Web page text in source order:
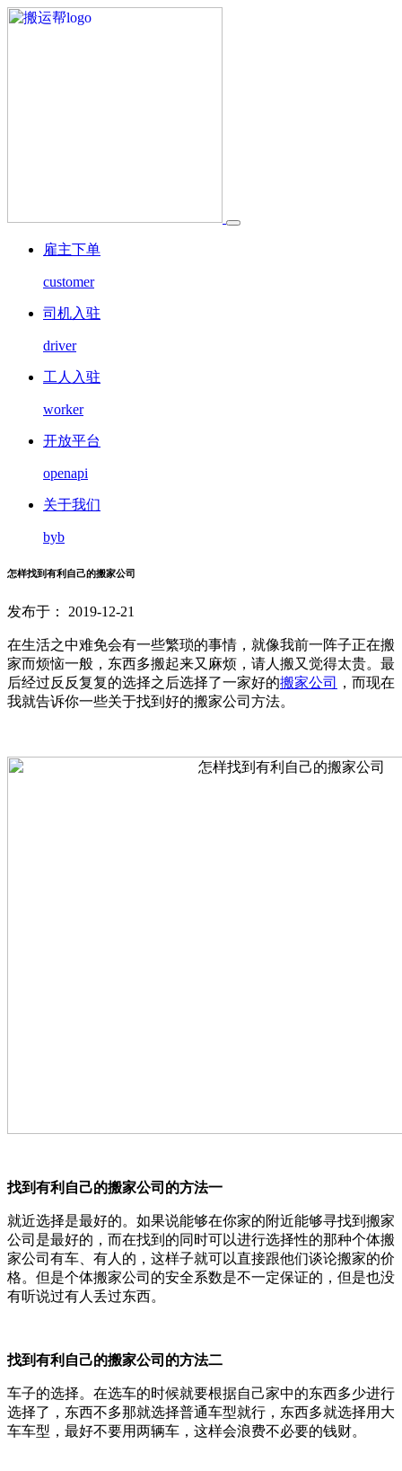
雇主下单
customer
司机入驻
driver
工人入驻
worker
开放平台
openapi
关于我们
byb
怎样找到有利自己的搬家公司
发布于： 2019-12-21
在生活之中难免会有一些繁琐的事情，就像我前一阵子正在搬
家而烦恼一般，东西多搬起来又麻烦，请人搬又觉得太贵。最
后经过反反复复的选择之后选择了一家好的搬家公司
，而现在
我就告诉你一些关于找到好的搬家公司方法。
找到有利自己的搬家公司的方法一
就近选择是最好的。如果说能够在你家的附近能够寻找到搬家
公司是最好的，而在找到的同时可以进行选择性的那种个体搬
家公司有车、有人的，这样子就可以直接跟他们谈论搬家的价
格。但是个体搬家公司的安全系数是不一定保证的，但是也没
有听说过有人丢过东西。
找到有利自己的搬家公司的方法二
车子的选择。在选车的时候就要根据自己家中的东西多少进行
选择了，东西不多那就选择普通车型就行，东西多就选择用大
车车型，最好不要用两辆车，这样会浪费不必要的钱财。